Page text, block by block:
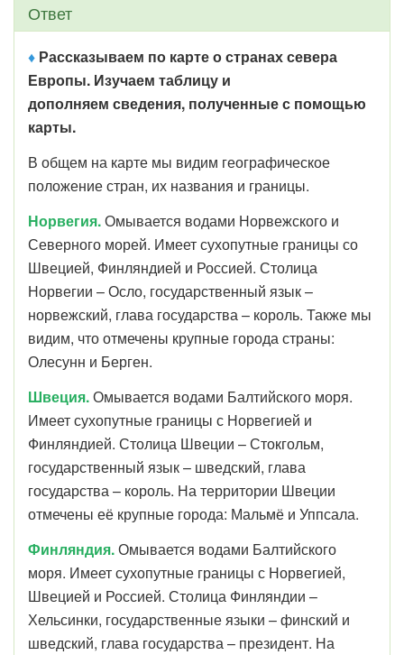
Ответ
♦ Рассказываем по карте о странах севера
Европы. Изучаем таблицу и
дополняем сведения, полученные с помощью
карты.
В общем на карте мы видим географическое
положение стран, их названия и границы.
Норвегия.Омывается водами Норвежского и
Северного морей. Имеет сухопутные границы со
Швецией, Финляндией и Россией. Столица
Норвегии – Осло, государственный язык –
норвежский, глава государства – король. Также мы
видим, что отмечены крупные города страны:
Олесунн и Берген.
Швеция.Омывается водами Балтийского моря.
Имеет сухопутные границы с Норвегией и
Финляндией. Столица Швеции – Стокгольм,
государственный язык – шведский, глава
государства – король. На территории Швеции
отмечены её крупные города: Мальмё и Уппсала.
Финляндия.Омывается водами Балтийского
моря. Имеет сухопутные границы с Норвегией,
Швецией и Россией. Столица Финляндии –
Хельсинки, государственные языки – финский и
шведский, глава государства – президент. На